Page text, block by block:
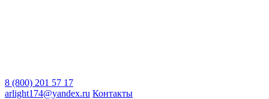
8 (800) 201 57 17
arlight174@yandex.ru Контакты